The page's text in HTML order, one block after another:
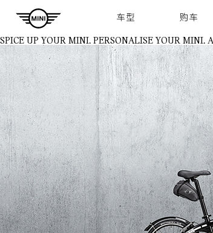
车型 购车
SPICE UP YOUR MINI. PERSONALISE YOUR MINI.